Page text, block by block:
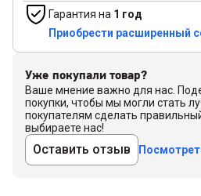
Гарантия на 1 год
Приобрести расширенный
Уже покупали товар?
Ваше мнение важно для нас.
покупки, чтобы мы могли стать
покупателям сделать
выбираете нас!
Оставить отзыв